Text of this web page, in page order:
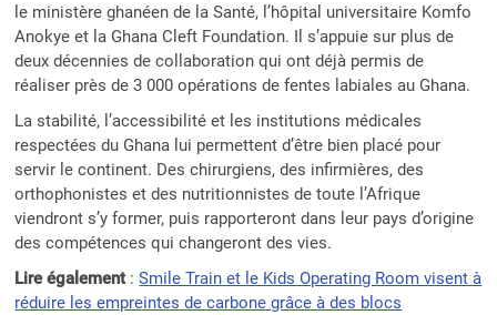
le ministère ghanéen de la Santé, l’hôpital universitaire Komfo
Anokye et la Ghana Cleft Foundation. Il s’appuie sur plus de
deux décennies de collaboration qui ont déjà permis de
réaliser près de 3 000 opérations de fentes labiales au Ghana.
La stabilité, l’accessibilité et les institutions médicales
respectées du Ghana lui permettent d’être bien placé pour
servir le continent. Des chirurgiens, des infirmières, des
orthophonistes et des nutritionnistes de toute l’Afrique
viendront s’y former, puis rapporteront dans leur pays d’origine
des compétences qui changeront des vies.
Lire également:Smile Train et le Kids Operating Room visent à
réduire les empreintes de carbone grâce à des blocs